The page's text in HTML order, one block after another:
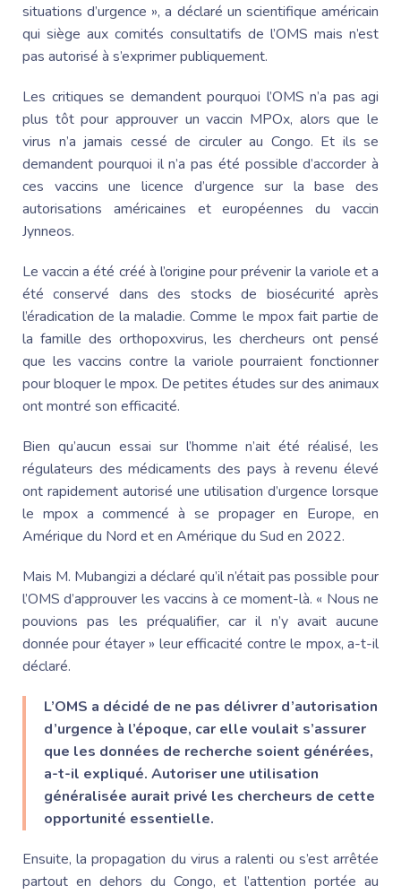
situations d’urgence », a déclaré un scientifique américain
qui siège aux comités consultatifs de l’OMS mais n’est
pas autorisé à s’exprimer publiquement.
Les critiques se demandent pourquoi l’OMS n’a pas agi
plus tôt pour approuver un vaccin MPOx, alors que le
virus n’a jamais cessé de circuler au Congo. Et ils se
demandent pourquoi il n’a pas été possible d’accorder à
ces vaccins une licence d’urgence sur la base des
autorisations américaines et européennes du vaccin
Jynneos.
Le vaccin a été créé à l’origine pour prévenir la variole et a
été conservé dans des stocks de biosécurité après
l’éradication de la maladie. Comme le mpox fait partie de
la famille des orthopoxvirus, les chercheurs ont pensé
que les vaccins contre la variole pourraient fonctionner
pour bloquer le mpox. De petites études sur des animaux
ont montré son efficacité.
Bien qu’aucun essai sur l’homme n’ait été réalisé, les
régulateurs des médicaments des pays à revenu élevé
ont rapidement autorisé une utilisation d’urgence lorsque
le mpox a commencé à se propager en Europe, en
Amérique du Nord et en Amérique du Sud en 2022.
Mais M. Mubangizi a déclaré qu’il n’était pas possible pour
l’OMS d’approuver les vaccins à ce moment-là. « Nous ne
pouvions pas les préqualifier, car il n’y avait aucune
donnée pour étayer » leur efficacité contre le mpox, a-t-il
déclaré.
L’OMS a décidé de ne pas délivrer d’autorisation
d’urgence à l’époque, car elle voulait s’assurer
que les données de recherche soient générées,
a-t-il expliqué. Autoriser une utilisation
généralisée aurait privé les chercheurs de cette
opportunité essentielle.
Ensuite, la propagation du virus a ralenti ou s’est arrêtée
partout en dehors du Congo, et l’attention portée au